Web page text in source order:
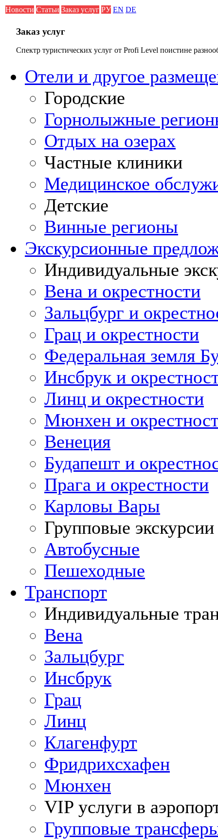
Новости Статьи Заказ услуг РУ EN DE
Заказ услуг
Спектр туристических услуг от Profi Level поистине
Отели и другое
Городские
Горнолыжные
Отдых на озерах
Частные клиники
Медицинское
Детские
Винные регионы
Экскурсионные
Индивидуальные
Вена и окрестности
Зальцбург и
Грац и окрестности
Федеральная земля
Инсбрук и
Линц и окрестности
Мюнхен и
Венеция
Будапешт и
Прага и окрестности
Карловы Вары
Групповые экскурсии
Автобусные
Пешеходные
Транспорт
Индивидуальные
Вена
Зальцбург
Инсбрук
Грац
Линц
Клагенфурт
Фридрихсхафен
Мюнхен
VIP услуги в
Групповые